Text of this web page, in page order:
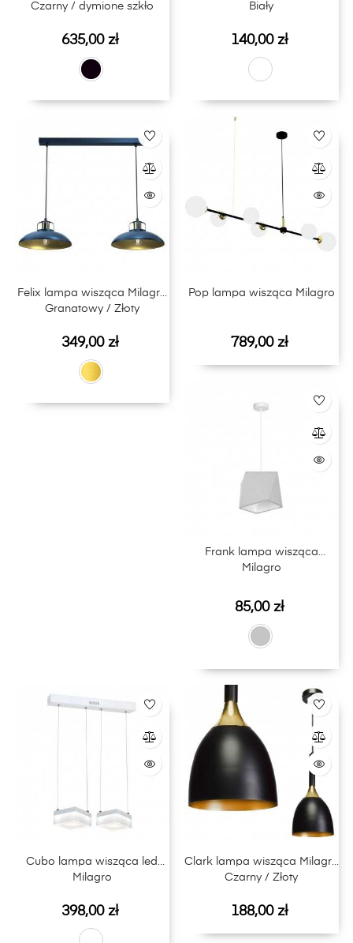
Czarny / dymione szkło
Cena
635,00 zł
Biały
Cena
140,00 zł
Felix lampa wisząca Milagro
Granatowy / Złoty
Cena
349,00 zł
Pop lampa wisząca Milagro
Cena
789,00 zł
Frank lampa wisząca
Milagro
Cena
85,00 zł
Cubo lampa wisząca led
Milagro
Cena
398,00 zł
Clark lampa wisząca Milagro
Czarny / Złoty
Cena
188,00 zł